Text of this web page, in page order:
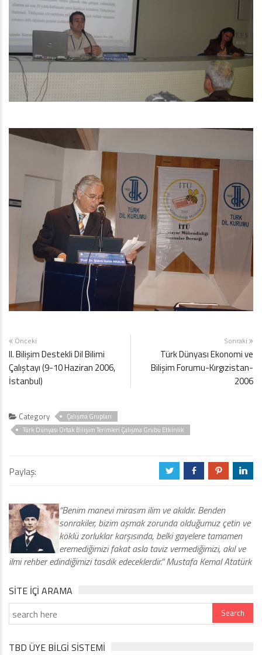
Önceki
II. Bilişim Destekli Dil Bilimi
Çalıştayı (9-10 Haziran 2006,
İstanbul)
Sonraki
Türk Dünyası Ekonomi ve
Bilişim Forumu-Kırgızistan-
2006
Category
Çalışma Grupları
Türk Dünyası Ortak Bilişim Terimleri Çalışma Grubu Etkinlik
Paylaş: a b d j
“Benim manevi mirasım ilim ve akıldır. Benden
sonrakiler, bizim aşmak zorunda olduğumuz çetin ve
köklü zorluklar karşısında, belki gayelere tamamen
eremediğimizi fakat asla taviz vermediğimizi, akıl ve
ilmi rehber edindiğimizi tasdik edeceklerdir.” Mustafa Kemal Atatürk
SITE IÇI ARAMA
TBD ÜYE BİLGİ SİSTEMİ